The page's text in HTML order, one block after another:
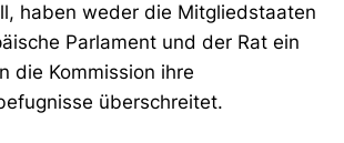
haben weder die Mitgliedstaaten
Parlament und der Rat ein
die Kommission ihre
überschreitet.